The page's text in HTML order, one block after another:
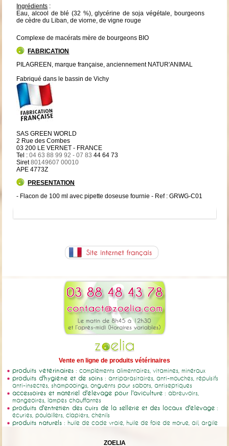
Ingrédients :
Eau, alcool de blé (32 %), glycérine de soja végétale, bourgeons
de cèdre du Liban, de viorne, de vigne rouge
Complexe de macérats mère de bourgeons BIO
FABRICATION
PILAGREEN, marque française, anciennement NATUR'ANIMAL
Fabriqué dans le bassin de Vichy
SAS GREEN WORLD
2 Rue des Combes
03 200 LE VERNET - FRANCE
Tel :04 63 88 99 92 - 07 83 44 64 73
Siret80149607 00010
APE 4773Z
PRESENTATION
- Flacon de 100 ml avec pipette doseuse fournie - Ref : GRWG-C01
Vente en ligne de produits vétérinaires
produits vétérinaires : compléments alimentaires, vitamines, minéraux
produits d'hygiène et de soins : antiparasitaires, anti-mouches, répulsifs
anti-insectes, shampooings, onguents pour sabots, antiseptiques
accessoires et matériel d'élevage pour l'aviculture : abreuvoirs,
mangeoires, lampes chauffantes
produits d'entretien des cuirs de la sellerie et des locaux d'élevage :
écuries, poulaillers, clapiers, chenils
produits naturels : huile de cade vraie, huile de foie de morue, ail, argile
ZOELIA